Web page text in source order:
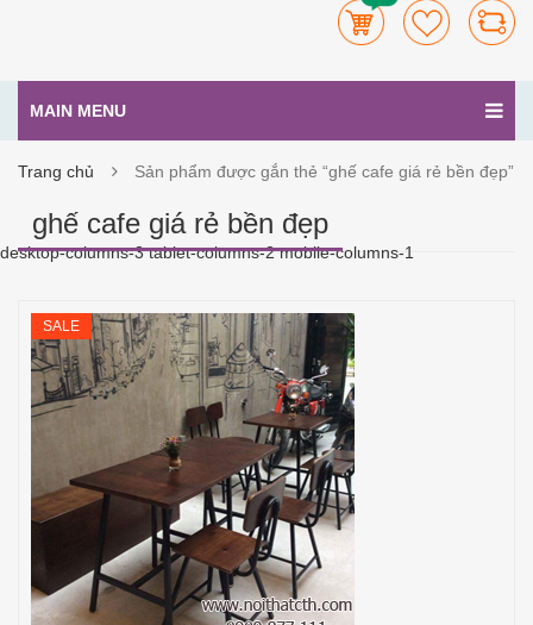
MAIN MENU
Trang chủ Sản phẩm được gắn thẻ “ghế cafe giá rẻ bền đẹp”
ghế cafe giá rẻ bền đẹp
desktop-columns-3 tablet-columns-2 mobile-columns-1
SALE